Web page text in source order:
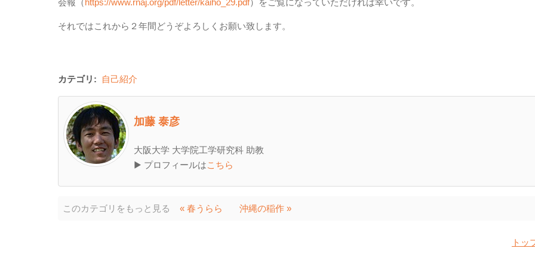
会報（ https://www.rnaj.org/pdf/letter/kaiho_29.pdf）をご覧になっていただければ幸いです。
それではこれから２年間どうぞよろしくお願い致します。
カテゴリ: 自己紹介
加藤 泰彦
大阪大学 大学院工学研究科 助教
▶ プロフィールはこちら
このカテゴリをもっと見る « 春うらら 沖縄の稲作 »
トッ